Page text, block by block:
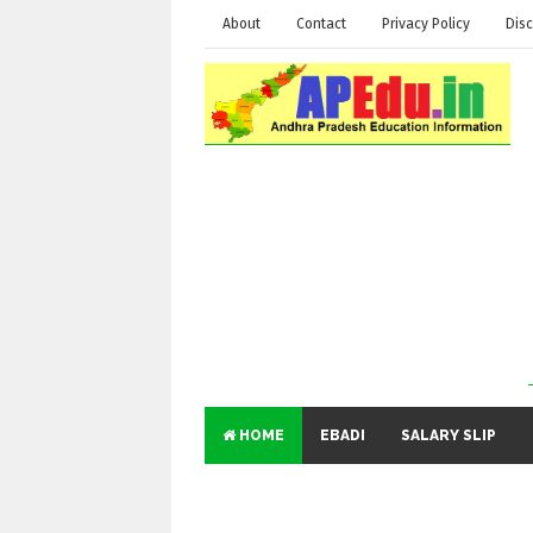
About Contact Privacy Policy
HOME EBADI SALARY SLIP